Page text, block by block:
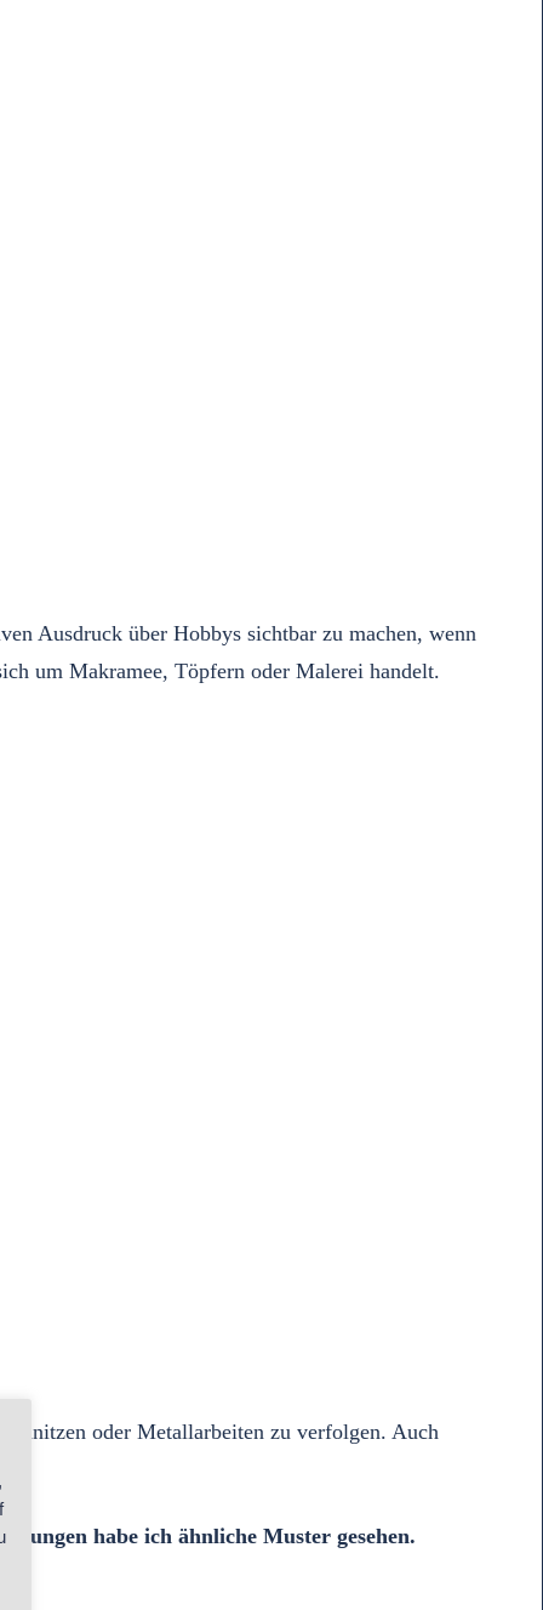
Ausdruck über Hobbys sichtbar zu machen, wenn
um Makramee, Töpfern oder Malerei handelt.
oder Metallarbeiten zu verfolgen. Auch
habe ich ähnliche Muster gesehen.